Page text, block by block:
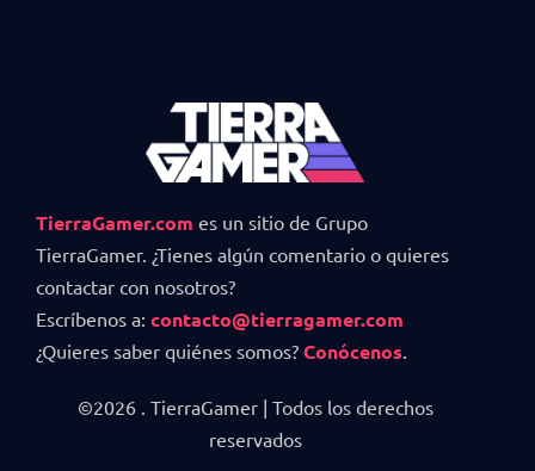
TierraGamer.com es un sitio de Grupo
TierraGamer. ¿Tienes algún comentario o quieres
contactar con nosotros?
Escríbenos a: contacto@tierragamer.com
¿Quieres saber quiénes somos? Conócenos
©2026 . TierraGamer | Todos los derechos
reservados